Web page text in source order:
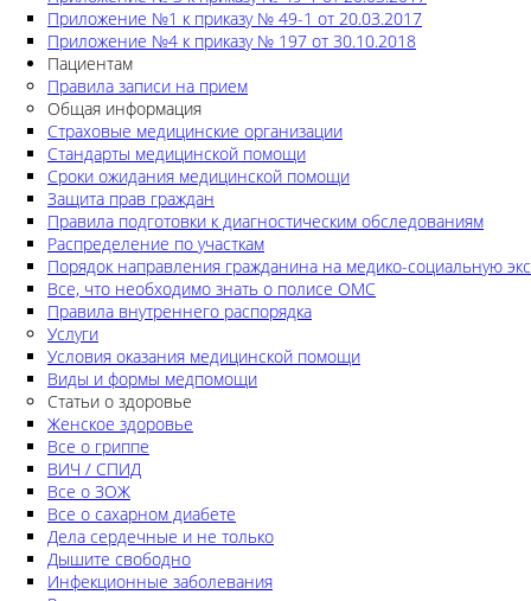
Приложение №1 к приказу № 49-1 от 20.03.2017
Приложение №4 к приказу № 197 от 30.10.2018
Пациентам
Правила записи на прием
Общая информация
Страховые медицинские организации
Стандарты медицинской помощи
Сроки ожидания медицинской помощи
Защита прав граждан
Правила подготовки к диагностическим обследованиям
Распределение по участкам
Порядок направления гражданина на медико-социальную
Все, что необходимо знать о полисе ОМС
Правила внутреннего распорядка
Услуги
Условия оказания медицинской помощи
Виды и формы медпомощи
Статьи о здоровье
Женское здоровье
Все о гриппе
ВИЧ / СПИД
Все о ЗОЖ
Все о сахарном диабете
Дела сердечные и не только
Дышите свободно
Инфекционные заболевания